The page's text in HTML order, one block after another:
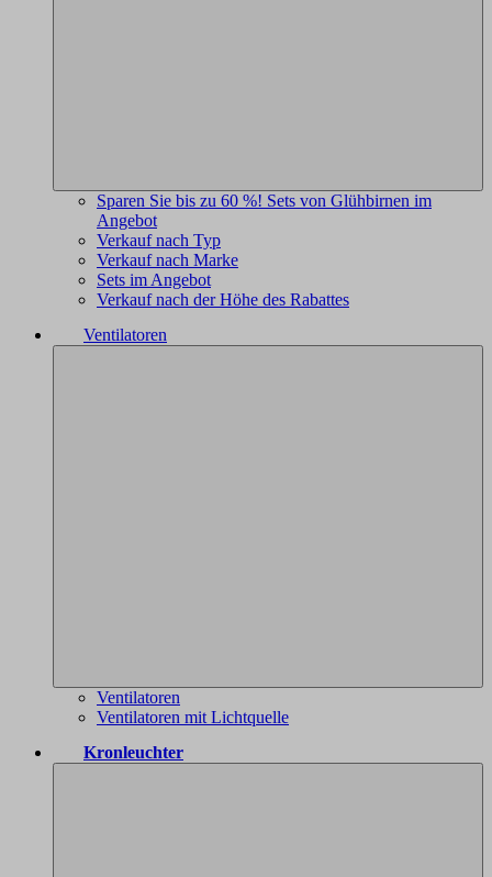
Sparen Sie bis zu 60 %! Sets von Glühbirnen im
Angebot
Verkauf nach Typ
Verkauf nach Marke
Sets im Angebot
Verkauf nach der Höhe des Rabattes
Ventilatoren
Ventilatoren
Ventilatoren mit Lichtquelle
Kronleuchter